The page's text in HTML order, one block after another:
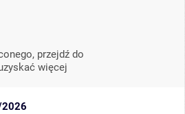
przejdź do
więcej